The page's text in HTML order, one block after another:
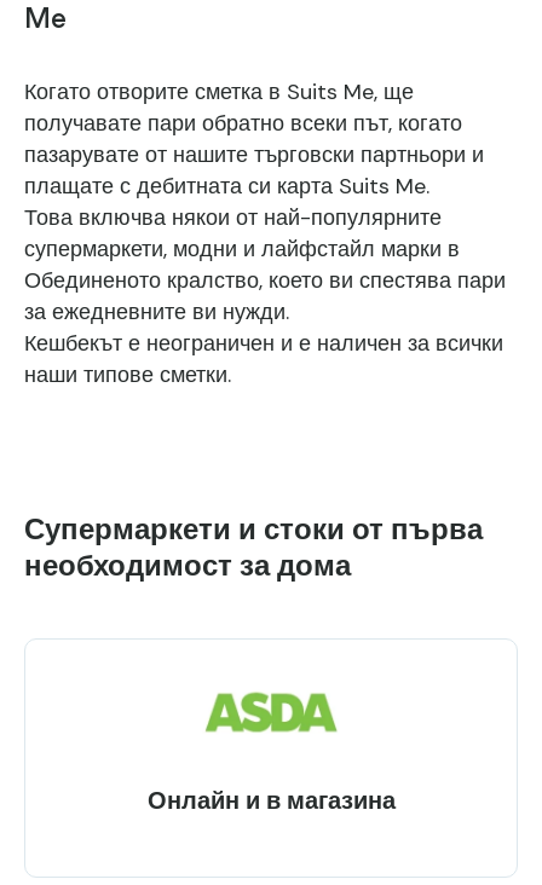
Me
Когато отворите сметка в Suits Me, ще
получавате пари обратно всеки път, когато
пазарувате от нашите търговски партньори и
плащате с дебитната си карта Suits Me.
Това включва някои от най-популярните
супермаркети, модни и лайфстайл марки в
Обединеното кралство, което ви спестява пари
за ежедневните ви нужди.
Кешбекът е неограничен и е наличен за всички
наши типове сметки.
Супермаркети и стоки от първа
необходимост за дома
Онлайн и в магазина